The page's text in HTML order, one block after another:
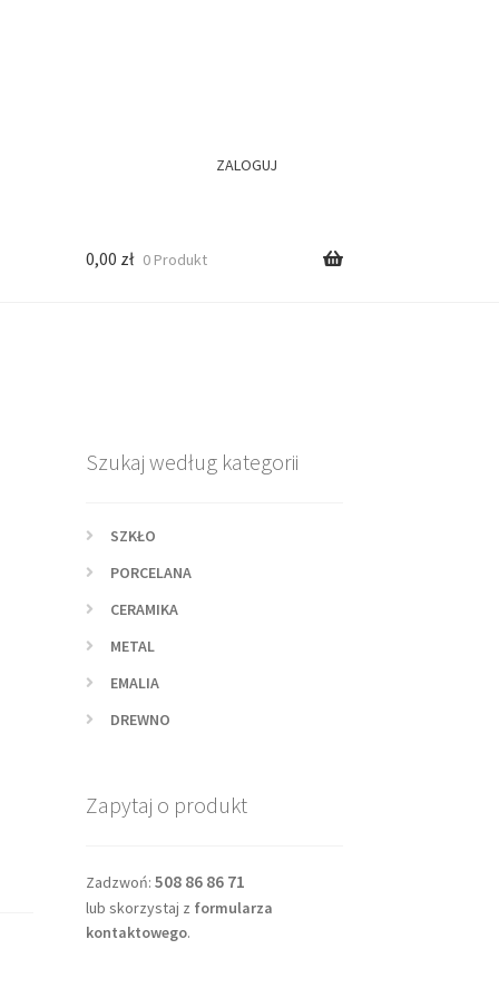
ZALOGUJ
0,00 zł 0 Produkt
Szukaj według kategorii
SZKŁO
PORCELANA
CERAMIKA
METAL
EMALIA
DREWNO
Zapytaj o produkt
Zadzwoń: 508 86 86 71
lub skorzystaj z formularza
kontaktowego.